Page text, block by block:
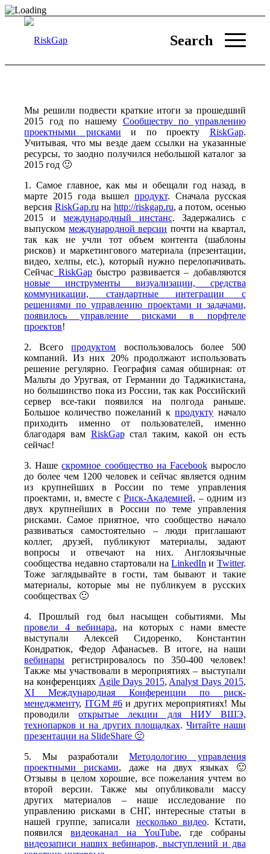
Search
Мы решили подвести краткие итоги за прошедший
2015 год по нашему Cообществу по управлению
проектными рисками и по проекту RiskGap.
Учитывая, что мы везде даем ссылки на указанные
ресурсы, то заодно получился небольшой каталог за
2015 год 🙂
1. Самое главное, как мы и обещали год назад, в
марте 2015 года вышел продукт. Сначала русская
версия RiskGap.ru на http://riskgap.ru, а потом, осенью
2015 имеждународный инстанс. Задержались с
выпуском международной версии почти на квартал,
так как не учли тот объем контента (шаблоны
рисков) и маркетингового материала (презентации,
видео, хелпы, etc.), который нужно перелопачивать.
Сейчас RiskGapбыстро развивается – добавляются
новые инструменты визуализации, средства
коммуникации, стандартные интеграции с
решениями по управлению проектами и задачами,
появилось управление рисками в порфтеле
проектов!
2. Всегопродуктом воспользовалось более 500
компаний. Из них 20% продолжают использовать
решение регулярно. География самая обширная: от
Мальты до Уругвая, от Германии до Таджикистана,
но большинство пока из России, так как Российский
сервер все-таки появился на полгода раньше.
Большое количество пожеланий кпродукту начало
приходить именно от пользователей, именно
благодаря вам RiskGapстал таким, какой он есть
сейчас!
3. Нашескромное сообщество на Facebookвыросло
до более чем 1200 человек и сейчас является одним
из крупнейших в России по теме управления
проектами, и, вместе сРиск-Академией, – одним из
двух крупнейших в России по теме управления
рисками. Самое приятное, что сообщество начало
развиваться самостоятельно – люди приглашают
коллег, друзей, публикуют материалы, задают
вопросы и отвечают на них. Англоязычные
сообщества недавно стартовали наLinkedIn и Twitter.
Тоже заглядывайте в гости, там бывают и такие
материалы, которые мы не публикуем в русских
сообществах 🙂
4. Прошлый год был насыщен событиями. Мы
провели 4 вебинара, на которых с нами вместе
выступали Алексей Сидоренко, Константин
Кондратюк, Федор Афанасьев. В итоге, на наши
вебинары регистрировалось по 350-400 человек!
Также мы участвовали в мероприятиях – выступали
на конференциях Agile Days 2015, Analyst Days 2015,
XI Международная Конференции по риск-
менеджменту, ITGM #6и других мероприятиях! Мы
проводилиоткрытые лекции для НИУ ВШЭ,
технопарков и на других площадках. Читайте наши
презентации на SlideShare 🙂
5. Мы разработали Методологию управления
проектными рисками, даже на двух языках 🙂
Отзывы в целом хорошие, все пожелания учтем во
второй версии. Также мы опубликовали массу
других материалов – наше исследование по
управлению рисками в СНГ, интересные статьи в
нашей группе, записали несколько видео. Кстати,
появилсявидеоканал на YouTube, где собраны
видеозаписи наших вебинаров, выступлений и два